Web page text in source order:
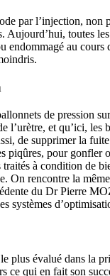
par l’injection,
Aujourd’hui, toutes
endommagé au
de pression
l’urètre, et qu’ici,
de supprimer la
piqûres, pour gonfler
à condition de
On rencontre la
du Dr Pierre
systèmes
plus évalué dans la
ce qui en fait son